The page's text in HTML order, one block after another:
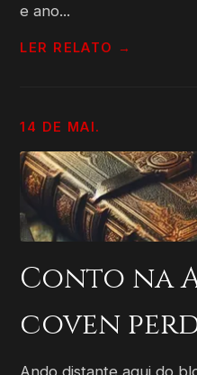
e ano...
LER RELATO →
14 DE MAI.
Conto na
coven
Ando distante aqui do